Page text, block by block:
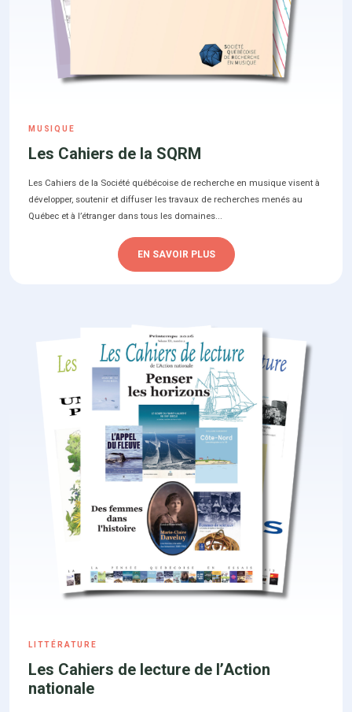
MUSIQUE
Les Cahiers de la SQRM
Les Cahiers de la Société québécoise de recherche en musique visent à
développer, soutenir et diffuser les travaux de recherches menés au
Québec et à l’étranger dans tous les domaines...
EN SAVOIR PLUS
LITTÉRATURE
Les Cahiers de lecture de l’Action
nationale